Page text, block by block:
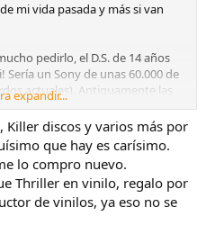
mi vida pasada y más si van
pedirlo, el D.S. de 14 años
un Sony de unas 60.000 de
actuales). Antiguamente las
en el salón/comedor de los
pero este iba directo a mi
lo iba a hacer mío si o si.
mi madre mi hermana y yo
por la calle Pelayo,
hotel y una tienda de Woman's
discos llamada "Discos Pelayo"
expandir...
discos y varios más por
que hay es carísimo.
lo compro nuevo.
Thriller en vinilo, regalo por
de vinilos, ya eso no se